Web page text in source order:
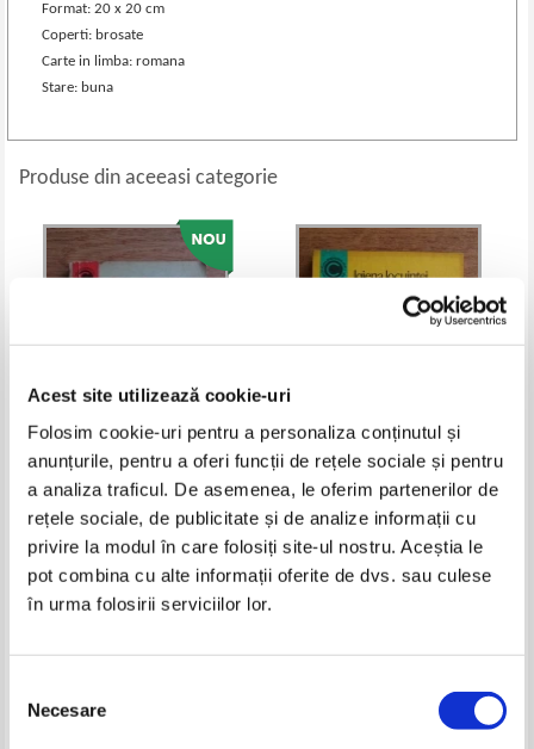
Acest site utilizează cookie-uri
Folosim cookie-uri pentru a personaliza conținutul și
anunțurile, pentru a oferi funcții de rețele sociale și pentru
a analiza traficul. De asemenea, le oferim partenerilor de
rețele sociale, de publicitate și de analize informații cu
privire la modul în care folosiți site-ul nostru. Aceștia le
pot combina cu alte informații oferite de dvs. sau culese
în urma folosirii serviciilor lor.
consimțământului
Necesare
Format: 20 x 20 cm
Coperti: brosate
Carte in limba: romana
Stare: buna
Produse din aceeasi categorie
I. T. Predescu - 300 de retete
10,00 Lei
Adaugă în coș
Elena Barnea - Igiena locuintei
si sanatatea familiei
Adaugă în coș